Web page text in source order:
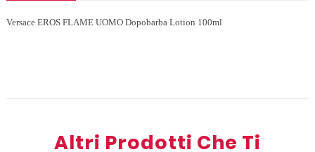
Versace EROS FLAME UOMO Dopobarba Lotion 100ml
Altri Prodotti Che Ti